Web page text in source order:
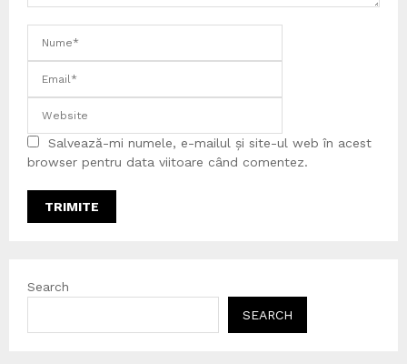
Salvează-mi numele, e-mailul și site-ul web în acest
browser pentru data viitoare când comentez.
Search
SEARCH